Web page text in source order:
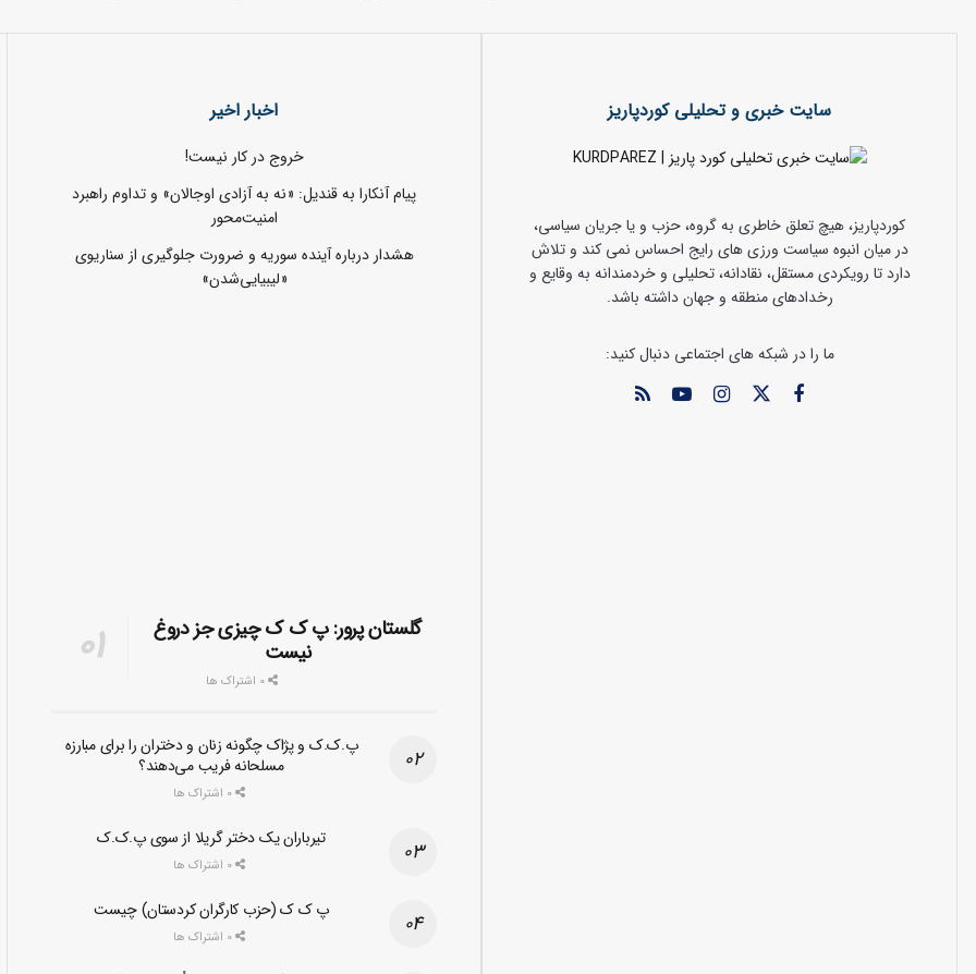
سایت خبری و تحلیلی کوردپاریز
کوردپاریز، هیچ تعلق خاطری به گروه، حزب و یا جریان سیاسی،
در میان انبوه سیاست ورزی های رایج احساس نمی کند و تلاش
دارد تا رویکردی مستقل، نقادانه، تحلیلی و خردمندانه به وقایع و
رخدادهای منطقه و جهان داشته باشد.
ما را در شبکه های اجتماعی دنبال کنید:
اخبار اخیر
خروج در کار نیست!
پیام آنکارا به قندیل: «نه به آزادی اوجالان» و تداوم راهبرد
امنیت‌محور
هشدار درباره آینده سوریه و ضرورت جلوگیری از سناریوی
«لیبیایی‌شدن»
گلستان پرور: پ ک ک چیزی جز دروغ
نیست
0 اشتراک ها
پ.ک.ک و پژاک چگونه زنان و دختران را برای مبارزه
مسلحانه فریب می‌دهند؟
0 اشتراک ها
تیرباران یک دختر گریلا از سوی پ.ک.ک
0 اشتراک ها
پ ک ک (حزب کارگران کردستان) چیست
0 اشتراک ها